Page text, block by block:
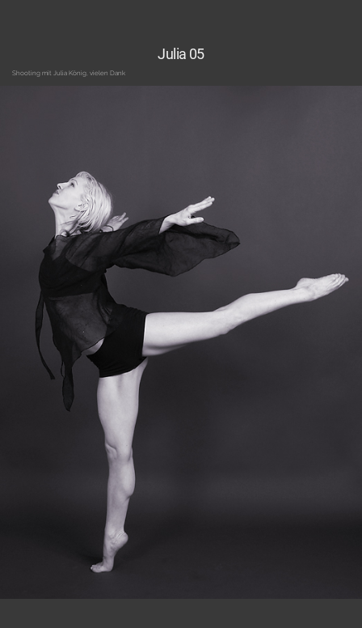
Julia 05
Shooting mit Julia König, vielen Dank